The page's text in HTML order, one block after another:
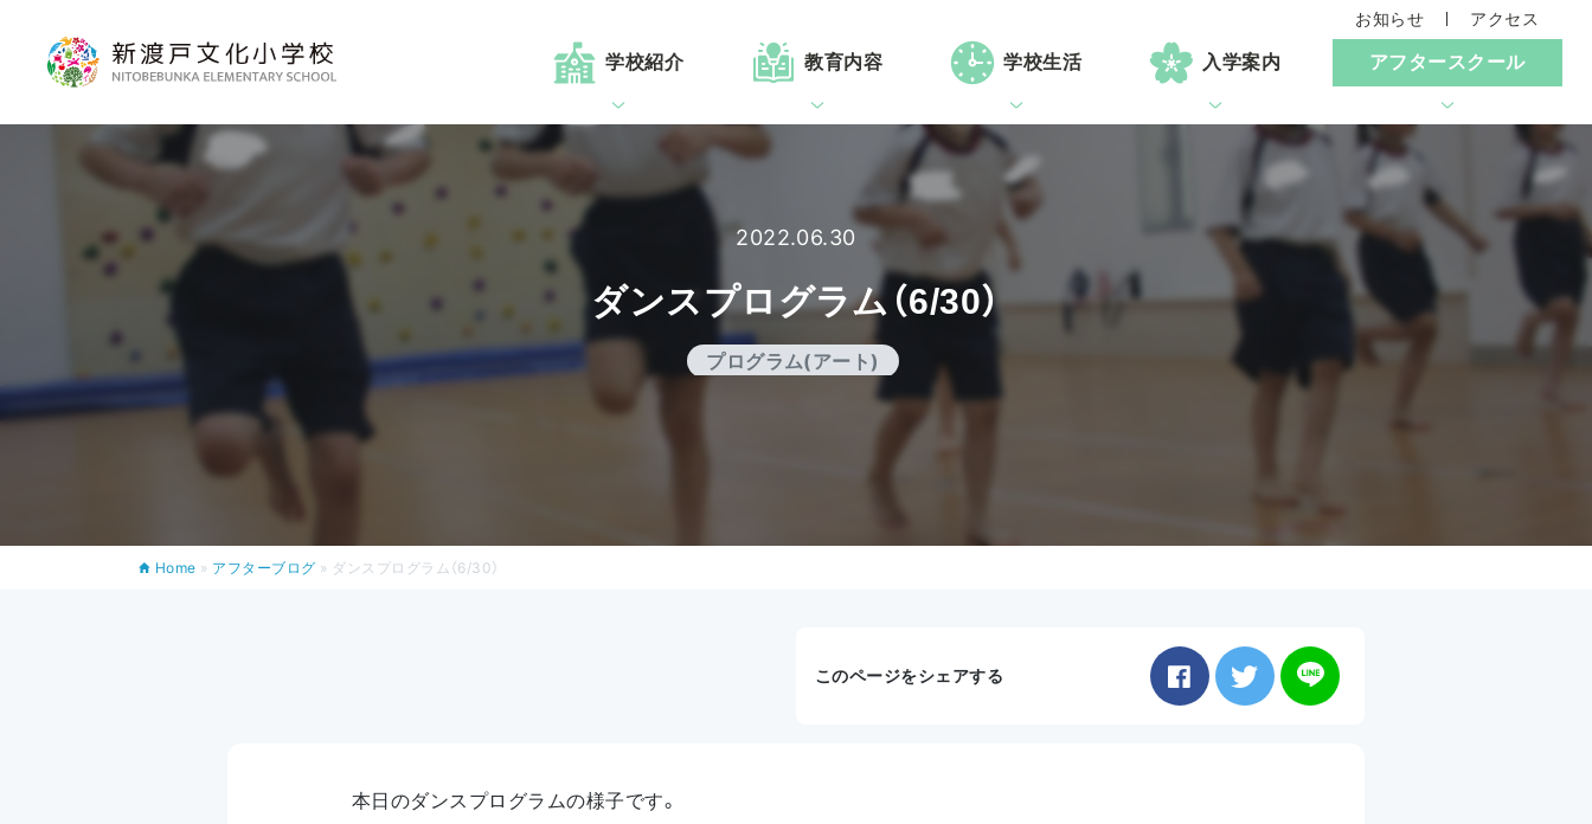
学校紹介 教育内容 学校生活 入学案内 アフタースクール
お知らせ アクセス
2022.06.30
ダンスプログラム（6/30）
プログラム(アート)
Home » アフターブログ » ダンスプログラム（6/30）
このページをシェアする
本日のダンスプログラムの様子です。